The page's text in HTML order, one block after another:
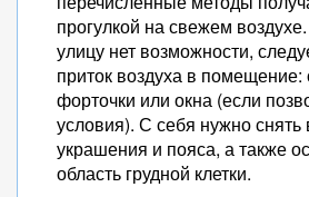
прогулкой на свежем
улицу нет возможности,
приток воздуха в помещение:
форточки или окна (если
условия). С себя нужно снять
украшения и пояса, а также
область грудной клетки.